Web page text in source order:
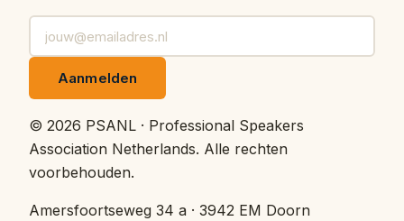
Aanmelden
© 2026 PSANL · Professional Speakers
Association Netherlands. Alle rechten
voorbehouden.
Amersfoortseweg 34 a · 3942 EM Doorn